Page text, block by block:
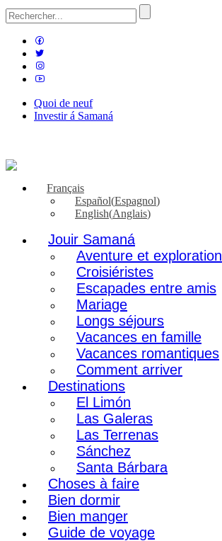
Quoi de neuf
Investir á Samaná
Français
Español(Espagnol)
English(Anglais)
Jouir Samaná
Aventure et exploration
Croisiéristes
Escapades entre amis
Mariage
Longs séjours
Vacances en famille
Vacances romantiques
Comment arriver
Destinations
El Limón
Las Galeras
Las Terrenas
Sánchez
Santa Bárbara
Choses à faire
Bien dormir
Bien manger
Guide de voyage